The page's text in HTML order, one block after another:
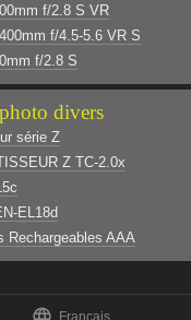
f/2.8 S VR
f/4.5-5.6 VR S
f/2.8 S
divers
série Z
Z TC-2.0x
EL18d
Rechargeables AAA
Français